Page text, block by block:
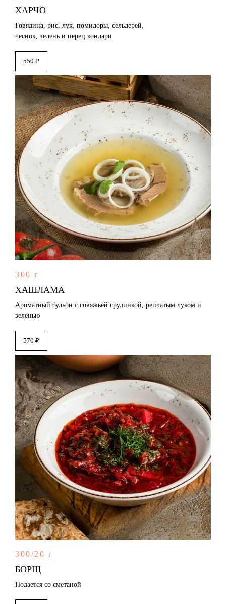
ХАРЧО
Говядина, рис, лук, помидоры, сельдерей,
чеснок, зелень и перец кондари
550 ₽
300 г
ХАШЛАМА
Ароматный бульон с говяжьей грудинкой, репчатым луком и
зеленью
570 ₽
300/20 г
БОРЩ
Подается со сметаной